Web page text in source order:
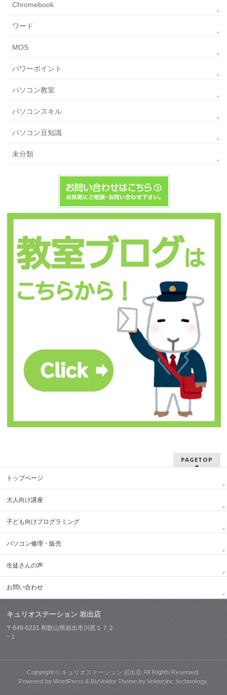
Chromebook
ワード
MOS
パワーポイント
パソコン教室
パソコンスキル
パソコン豆知識
未分類
PAGETOP
トップページ
大人向け講座
子ども向けプログラミング
パソコン修理・販売
生徒さんの声
お問い合わせ
キュリオステーション 岩出店
〒649-6231 和歌山県岩出市川尻１７２
−１
Copyright © キュリオステーション 岩出店 All Rights Reserved.
Powered byWordPress & BizVektor Theme byVektor,Inc. technology.